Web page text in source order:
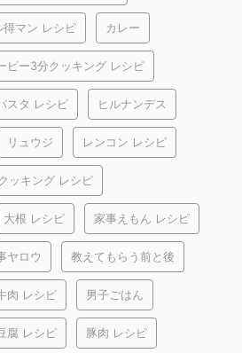
得マン レシピ カレー
ピー3分クッキング レシピ
スタ レシピ ヒルナンデス
リュウジ レンコン レシピ
ッキング レシピ
大根 レシピ 家事えもん レシピ
ヤロウ 教えてもらう前と後
肉 レシピ 男子ごはん
腐 レシピ 豚肉 レシピ